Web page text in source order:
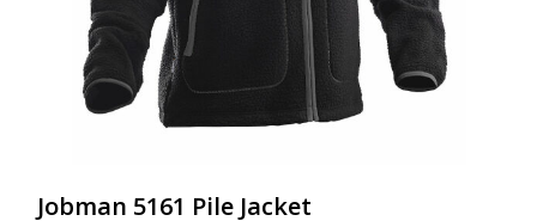
Jobman 5161 Pile Jacket